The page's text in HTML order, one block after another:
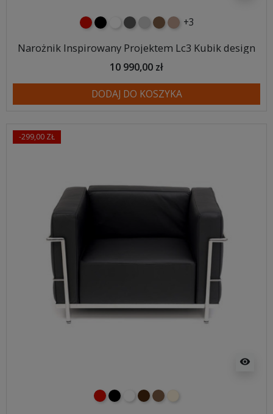
czerwony
czarnybiałyciemno szary
jasnoszary
brązowy
jasnobrązowy
+3
Narożnik Inspirowany Projektem Lc3 Kubik design
10 990,00 zł
DODAJ DO KOSZYKA
-299,00 ZŁ
visibility
czerwony
czarnybiałyciemno brązowy
brązowy